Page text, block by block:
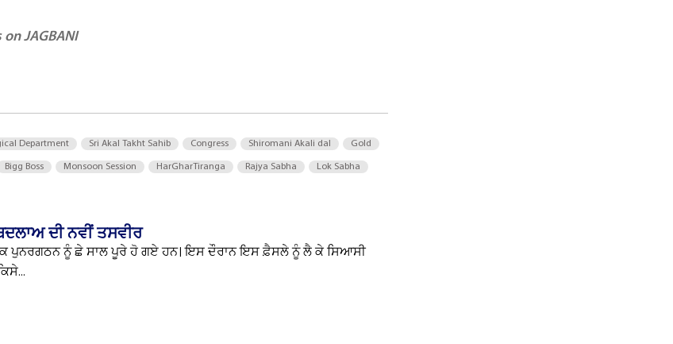
JAGBANI
Department Sri Akal Takht Sahib Congress Shiromani Akali dal Gold
Bigg Boss Monsoon Session HarGharTiranga Rajya Sabha Lok Sabha
ਦੀ ਨਵੀਂ ਤਸਵੀਰ
ਪੁਨਰਗਠਨ ਨੂੰ ਛੇ ਸਾਲ ਪੂਰੇ ਹੋ ਗਏ ਹਨ। ਇਸ ਦੌਰਾਨ ਇਸ ਫ਼ੈਸਲੇ ਨੂੰ ਲੈ ਕੇ ਸਿਆਸੀ